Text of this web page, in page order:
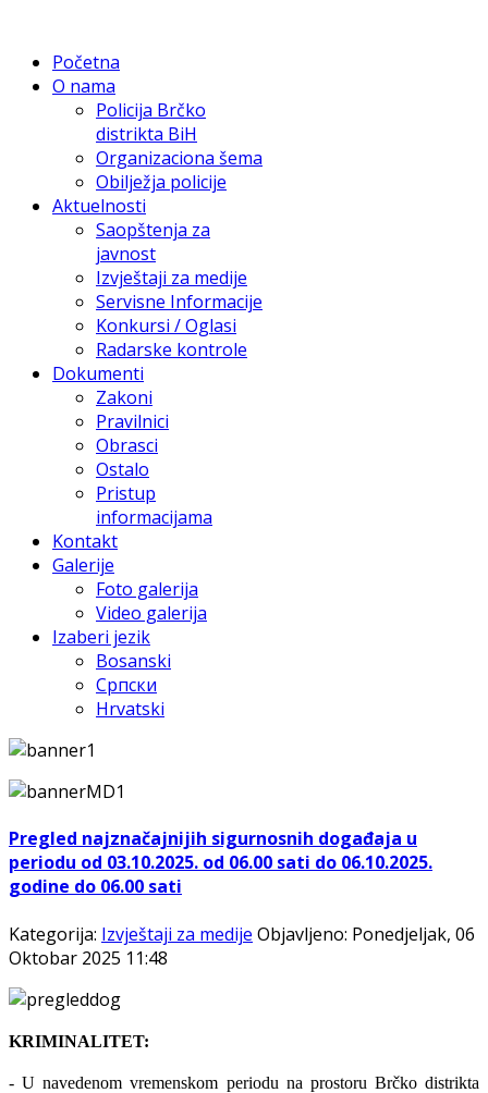
Početna
O nama
Policija Brčko
distrikta BiH
Organizaciona šema
Obilježja policije
Aktuelnosti
Saopštenja za
javnost
Izvještaji za medije
Servisne Informacije
Konkursi / Oglasi
Radarske kontrole
Dokumenti
Zakoni
Pravilnici
Obrasci
Ostalo
Pristup
informacijama
Kontakt
Galerije
Foto galerija
Video galerija
Izaberi jezik
Bosanski
Српски
Hrvatski
Pregled najznačajnijih sigurnosnih događaja u
periodu od 03.10.2025. od 06.00 sati do 06.10.2025.
godine do 06.00 sati
Kategorija: Izvještaji za medije Objavljeno: Ponedjeljak, 06
Oktobar 2025 11:48
KRIMINALITET:
- U navedenom vremenskom periodu na prostoru Brčko distrikta